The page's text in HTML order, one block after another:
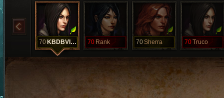
70 KBDBVIUD 70 Rank 70Sherra 70Truco